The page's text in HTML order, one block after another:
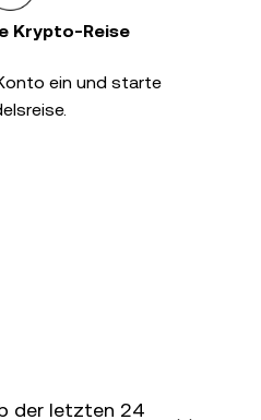
Krypto-Reise
ein und starte
der letzten 24